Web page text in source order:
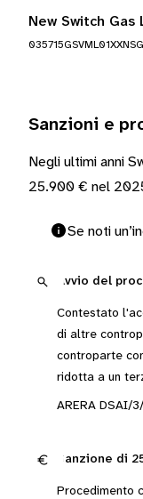
New Switch Gas
Sanzioni e
Negli ultimi anni
25.900 € nel
Se noti
Avvio del
Contestato
di altre
controparte
ridotta a un
ARERA DSAI/
Sanzione di
Procedimento